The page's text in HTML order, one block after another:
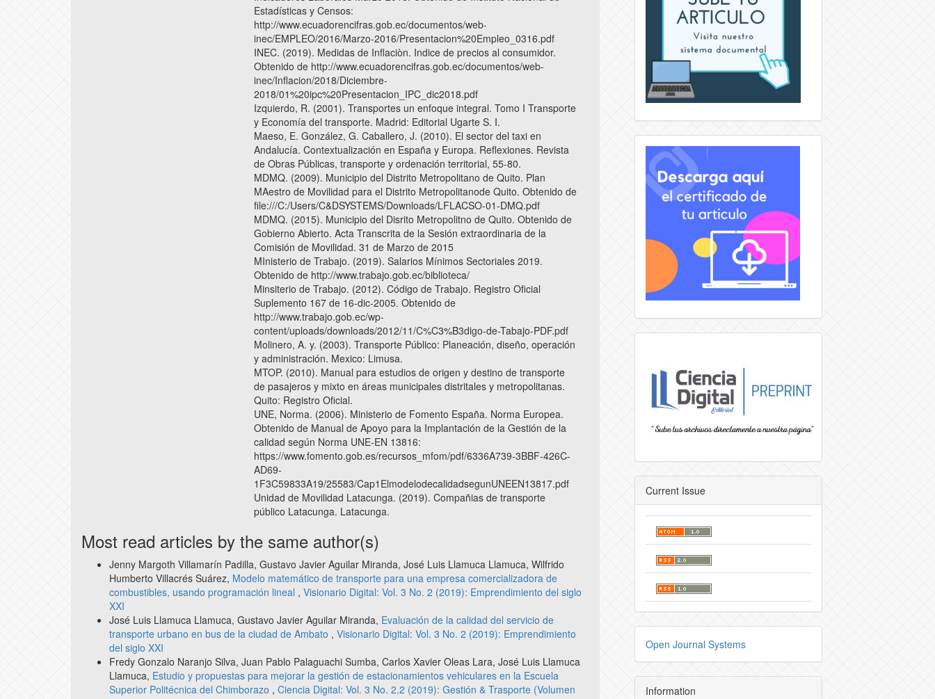
Estadísticas y Censos:
http://www.ecuadorencifras.gob.ec/documentos/web-
inec/EMPLEO/2016/Marzo-2016/Presentacion%20Empleo_0316.pdf
INEC. (2019). Medidas de Inflaciòn. Indice de precios al consumidor.
Obtenido de http://www.ecuadorencifras.gob.ec/documentos/web-
inec/Inflacion/2018/Diciembre-
2018/01%20ipc%20Presentacion_IPC_dic2018.pdf
Izquierdo, R. (2001). Transportes un enfoque integral. Tomo I Transporte
y Economía del transporte. Madrid: Editorial Ugarte S. I.
Maeso, E. González, G. Caballero, J. (2010). El sector del taxi en
Andalucía. Contextualización en España y Europa. Reflexiones. Revista
de Obras Públicas, transporte y ordenación territorial, 55-80.
MDMQ. (2009). Municipio del Distrito Metropolitano de Quito. Plan
MAestro de Movilidad para el Distrito Metropolitanode Quito. Obtenido de
file:///C:/Users/C&DSYSTEMS/Downloads/LFLACSO-01-DMQ.pdf
MDMQ. (2015). Municipio del Disrito Metropolitno de Quito. Obtenido de
Gobierno Abierto. Acta Transcrita de la Sesión extraordinaria de la
Comisión de Movilidad. 31 de Marzo de 2015
MInisterio de Trabajo. (2019). Salarios Mínimos Sectoriales 2019.
Obtenido de http://www.trabajo.gob.ec/biblioteca/
Minsiterio de Trabajo. (2012). Código de Trabajo. Registro Oficial
Suplemento 167 de 16-dic-2005. Obtenido de
http://www.trabajo.gob.ec/wp-
content/uploads/downloads/2012/11/C%C3%B3digo-de-Tabajo-PDF.pdf
Molinero, A. y. (2003). Transporte Público: Planeación, diseño, operación
y administración. Mexico: Limusa.
MTOP. (2010). Manual para estudios de origen y destino de transporte
de pasajeros y mixto en áreas municipales distritales y metropolitanas.
Quito: Registro Oficial.
UNE, Norma. (2006). Ministerio de Fomento España. Norma Europea.
Obtenido de Manual de Apoyo para la Implantación de la Gestión de la
calidad según Norma UNE-EN 13816:
https://www.fomento.gob.es/recursos_mfom/pdf/6336A739-3BBF-426C-
AD69-
1F3C59833A19/25583/Cap1ElmodelodecalidadsegunUNEEN13817.pdf
Unidad de Movilidad Latacunga. (2019). Compañias de transporte
público Latacunga. Latacunga.
Most read articles by the same author(s)
Jenny Margoth Villamarín Padilla, Gustavo Javier Aguilar Miranda, José Luis Llamuca Llamuca, Wilfrido
Humberto Villacrés Suárez, Modelo matemático de transporte para una empresa comercializadora de
combustibles, usando programación lineal , Visionario Digital: Vol. 3 No. 2 (2019): Emprendimiento del siglo
XXI
José Luis Llamuca Llamuca, Gustavo Javier Aguilar Miranda, Evaluación de la calidad del servicio de
transporte urbano en bus de la ciudad de Ambato , Visionario Digital: Vol. 3 No. 2 (2019): Emprendimiento
del siglo XXI
Fredy Gonzalo Naranjo Silva, Juan Pablo Palaguachi Sumba, Carlos Xavier Oleas Lara, José Luis Llamuca
Llamuca, Estudio y propuestas para mejorar la gestión de estacionamientos vehiculares en la Escuela
Superior Politécnica del Chimborazo , Ciencia Digital: Vol. 3 No. 2.2 (2019): Gestión & Trasporte (Volumen
Current Issue
Open Journal Systems
Information